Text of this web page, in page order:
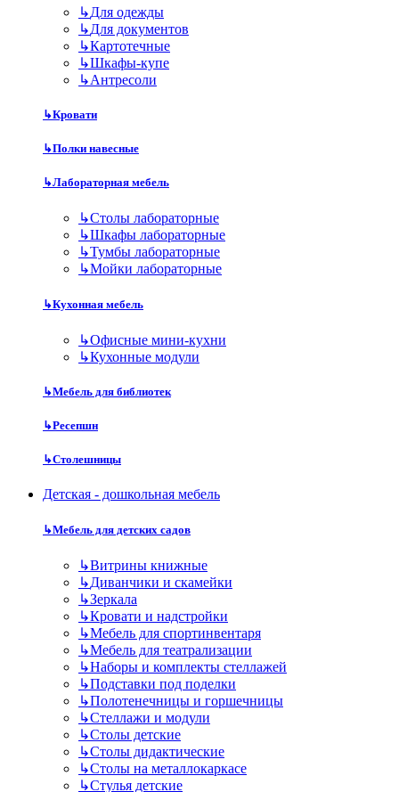
↳Для одежды
↳Для документов
↳Картотечные
↳Шкафы-купе
↳Антресоли
↳Кровати
↳Полки навесные
↳Лабораторная мебель
↳Столы лабораторные
↳Шкафы лабораторные
↳Тумбы лабораторные
↳Мойки лабораторные
↳Кухонная мебель
↳Офисные мини-кухни
↳Кухонные модули
↳Мебель для библиотек
↳Ресепшн
↳Столешницы
Детская - дошкольная мебель
↳Мебель для детских садов
↳Витрины книжные
↳Диванчики и скамейки
↳Зеркала
↳Кровати и надстройки
↳Мебель для спортинвентаря
↳Мебель для театрализации
↳Наборы и комплекты стеллажей
↳Подставки под поделки
↳Полотенечницы и горшечницы
↳Стеллажи и модули
↳Столы детские
↳Столы дидактические
↳Столы на металлокаркасе
↳Стулья детские